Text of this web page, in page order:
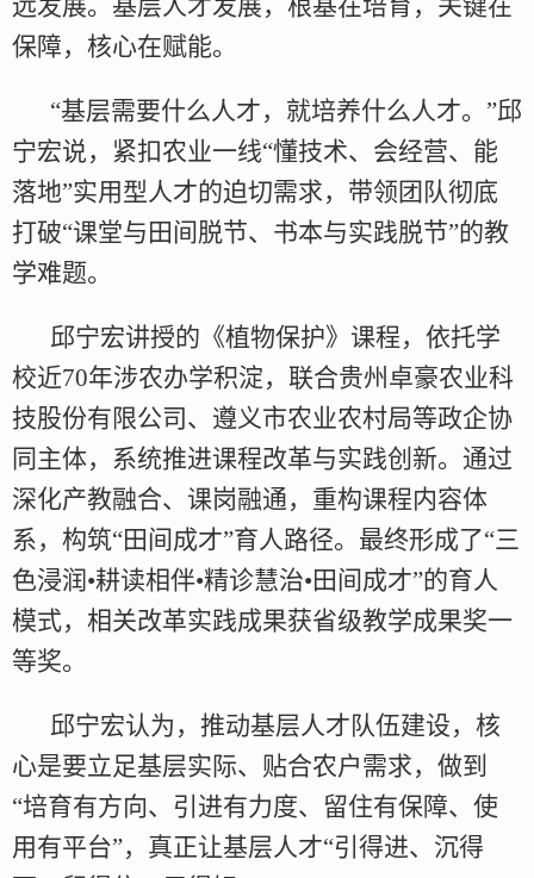
远发展。基层人才发展，根基在培育，关键在
保障，核心在赋能。
“基层需要什么人才，就培养什么人才。”邱
宁宏说，紧扣农业一线“懂技术、会经营、能
落地”实用型人才的迫切需求，带领团队彻底
打破“课堂与田间脱节、书本与实践脱节”的教
学难题。
邱宁宏讲授的《植物保护》课程，依托学
校近70年涉农办学积淀，联合贵州卓豪农业科
技股份有限公司、遵义市农业农村局等政企协
同主体，系统推进课程改革与实践创新。通过
深化产教融合、课岗融通，重构课程内容体
系，构筑“田间成才”育人路径。最终形成了“三
色浸润•耕读相伴•精诊慧治•田间成才”的育人
模式，相关改革实践成果获省级教学成果奖一
等奖。
邱宁宏认为，推动基层人才队伍建设，核
心是要立足基层实际、贴合农户需求，做到
“培育有方向、引进有力度、留住有保障、使
用有平台”，真正让基层人才“引得进、沉得